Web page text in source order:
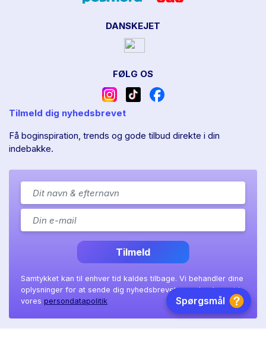
DANSKEJET
FØLG OS
Tilmeld dig nyhedsbrevet
Få boginspiration, trends og gode tilbud direkte i din
indebakke.
Tilmeld
Samtykket kan til enhver tid kaldes tilbage. Vi behandler dine
oplysninger for at sende dig nyhedsbrevet, som beskrevet i
vores persondatapolitik